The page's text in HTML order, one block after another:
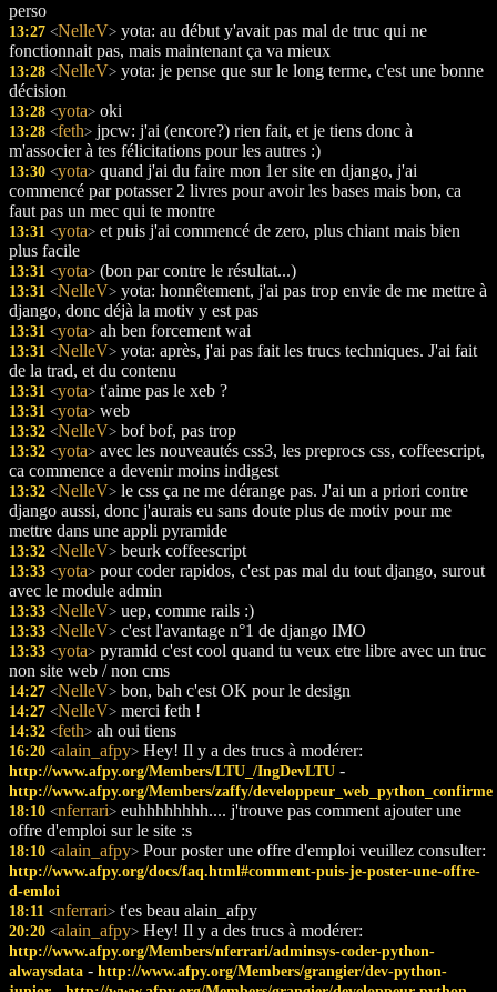
perso
13:27 <NelleV> yota: au début y'avait pas mal de truc qui ne
fonctionnait pas, mais maintenant ça va mieux
13:28 <NelleV> yota: je pense que sur le long terme, c'est une bonne
décision
13:28 <yota> oki
13:28 <feth> jpcw: j'ai (encore?) rien fait, et je tiens donc à
m'associer à tes félicitations pour les autres :)
13:30 <yota> quand j'ai du faire mon 1er site en django, j'ai
commencé par potasser 2 livres pour avoir les bases mais bon, ca
faut pas un mec qui te montre
13:31 <yota> et puis j'ai commencé de zero, plus chiant mais bien
plus facile
13:31 <yota> (bon par contre le résultat...)
13:31 <NelleV> yota: honnêtement, j'ai pas trop envie de me mettre à
django, donc déjà la motiv y est pas
13:31 <yota> ah ben forcement wai
13:31 <NelleV> yota: après, j'ai pas fait les trucs techniques. J'ai fait
de la trad, et du contenu
13:31 <yota> t'aime pas le xeb ?
13:31 <yota> web
13:32 <NelleV> bof bof, pas trop
13:32 <yota> avec les nouveautés css3, les preprocs css, coffeescript,
ca commence a devenir moins indigest
13:32 <NelleV> le css ça ne me dérange pas. J'ai un a priori contre
django aussi, donc j'aurais eu sans doute plus de motiv pour me
mettre dans une appli pyramide
13:32 <NelleV> beurk coffeescript
13:33 <yota> pour coder rapidos, c'est pas mal du tout django, surout
avec le module admin
13:33 <NelleV> uep, comme rails :)
13:33 <NelleV> c'est l'avantage n°1 de django IMO
13:33 <yota> pyramid c'est cool quand tu veux etre libre avec un truc
non site web / non cms
14:27 <NelleV> bon, bah c'est OK pour le design
14:27 <NelleV> merci feth !
14:32 <feth> ah oui tiens
16:20 <alain_afpy> Hey! Il y a des trucs à modérer:
http://www.afpy.org/Members/LTU_/IngDevLTU -
http://www.afpy.org/Members/zaffy/developpeur_web_python_confirme
18:10 <nferrari> euhhhhhhhh.... j'trouve pas comment ajouter une
offre d'emploi sur le site :s
18:10 <alain_afpy> Pour poster une offre d'emploi veuillez consulter:
http://www.afpy.org/docs/faq.html#comment-puis-je-poster-une-offre-
d-emloi
18:11 <nferrari> t'es beau alain_afpy
20:20 <alain_afpy> Hey! Il y a des trucs à modérer:
http://www.afpy.org/Members/nferrari/adminsys-coder-python-
alwaysdata - http://www.afpy.org/Members/grangier/dev-python-